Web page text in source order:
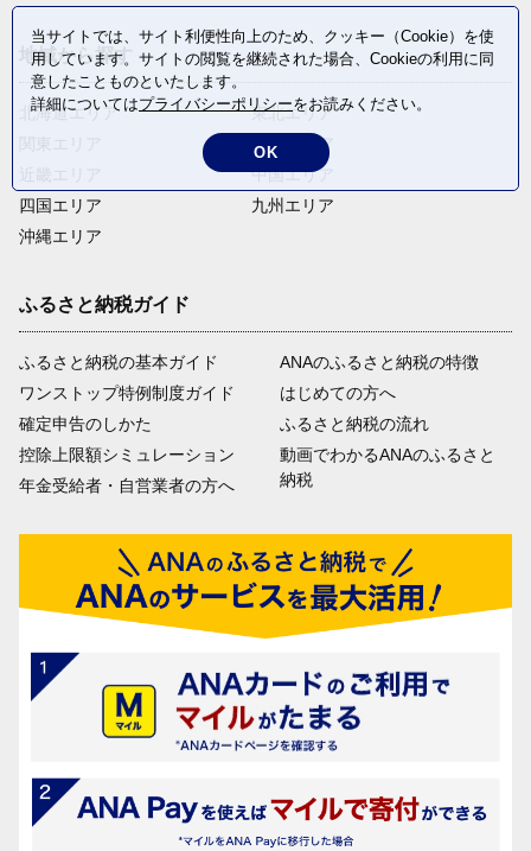
地域から探す
北海道エリア
四国エリア
沖縄エリア
東北エリア
中部エリア
中国エリア
九州エリア
ふるさと納税ガイド
ふるさと納税の基本ガイド
ワンストップ特例制度ガイド
確定申告のしかた
控除上限額シミュレーション
年金受給者・自営業者の方へ
ANAのふるさと納税の特徴
はじめての方へ
ふるさと納税の流れ
動画でわかるANAのふるさと
納税
当サイトでは、サイト利便性向上のため、クッキー（Cookie）を使
用しています。サイトの閲覧を継続された場合、Cookieの利用に同
意したことものといたします。
詳細についてはプライバシーポリシーをお読みください。
OK